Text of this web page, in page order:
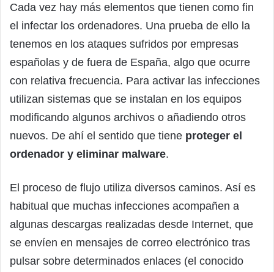
Cada vez hay más elementos que tienen como fin
el infectar los ordenadores. Una prueba de ello la
tenemos en los ataques sufridos por empresas
españolas y de fuera de España, algo que ocurre
con relativa frecuencia. Para activar las infecciones
utilizan sistemas que se instalan en los equipos
modificando algunos archivos o añadiendo otros
nuevos. De ahí el sentido que tiene proteger el
ordenador y eliminar malware.
El proceso de flujo utiliza diversos caminos. Así es
habitual que muchas infecciones acompañen a
algunas descargas realizadas desde Internet, que
se envíen en mensajes de correo electrónico tras
pulsar sobre determinados enlaces (el conocido